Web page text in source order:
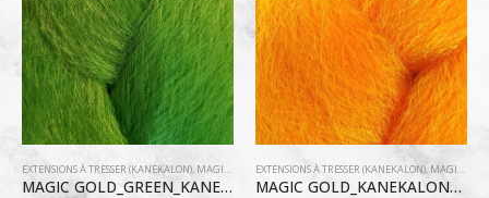
EXTENSIONS À TRESSER (KANEKALON), MAGIC GOLD COLLECTION
MAGIC GOLD_GREEN_KANEKALON
EXTENSIONS À TRESSER (KANEKALON), MAGIC GOLD COLLECTION
MAGIC GOLD_KANEKALON_ORANGE